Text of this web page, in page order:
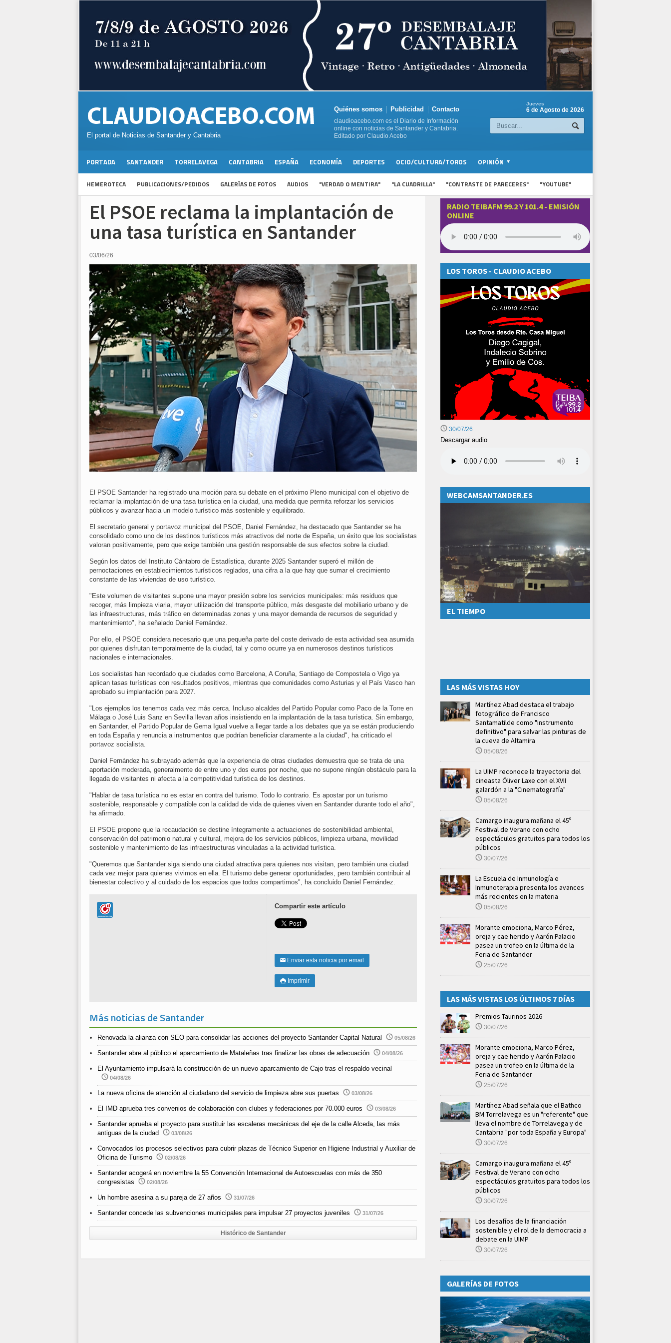
El portal de Noticias de Santander y Cantabria
Quiénes somos Publicidad Contacto
claudioacebo.com es el Diario de Información
online con noticias de Santander y Cantabria.
Editado por Claudio Acebo
Jueves
6 de Agosto de 2026
PORTADA SANTANDER TORRELAVEGA CANTABRIA ESPAÑA ECONOMÍA DEPORTES OCIO/CULTURA/TOROS OPINIÓN
HEMEROTECA PUBLICACIONES/PEDIDOS GALERÍAS DE FOTOS AUDIOS "VERDAD O MENTIRA" "LA CUADRILLA" "CONTRASTE DE PARECERES" "YOUTUBE"
El PSOE reclama la implantación de
una tasa turística en Santander
03/06/26
El PSOE Santander ha registrado una moción para su debate en el próximo Pleno municipal con el objetivo de
reclamar la implantación de una tasa turística en la ciudad, una medida que permita reforzar los servicios
públicos y avanzar hacia un modelo turístico más sostenible y equilibrado.
El secretario general y portavoz municipal del PSOE, Daniel Fernández, ha destacado que Santander se ha
consolidado como uno de los destinos turísticos más atractivos del norte de España, un éxito que los socialistas
valoran positivamente, pero que exige también una gestión responsable de sus efectos sobre la ciudad.
Según los datos del Instituto Cántabro de Estadística, durante 2025 Santander superó el millón de
pernoctaciones en establecimientos turísticos reglados, una cifra a la que hay que sumar el crecimiento
constante de las viviendas de uso turístico.
"Este volumen de visitantes supone una mayor presión sobre los servicios municipales: más residuos que
recoger, más limpieza viaria, mayor utilización del transporte público, más desgaste del mobiliario urbano y de
las infraestructuras, más tráfico en determinadas zonas y una mayor demanda de recursos de seguridad y
mantenimiento", ha señalado Daniel Fernández.
Por ello, el PSOE considera necesario que una pequeña parte del coste derivado de esta actividad sea asumida
por quienes disfrutan temporalmente de la ciudad, tal y como ocurre ya en numerosos destinos turísticos
nacionales e internacionales.
Los socialistas han recordado que ciudades como Barcelona, A Coruña, Santiago de Compostela o Vigo ya
aplican tasas turísticas con resultados positivos, mientras que comunidades como Asturias y el País Vasco han
aprobado su implantación para 2027.
"Los ejemplos los tenemos cada vez más cerca. Incluso alcaldes del Partido Popular como Paco de la Torre en
Málaga o José Luis Sanz en Sevilla llevan años insistiendo en la implantación de la tasa turística. Sin embargo,
en Santander, el Partido Popular de Gema Igual vuelve a llegar tarde a los debates que ya se están produciendo
en toda España y renuncia a instrumentos que podrían beneficiar claramente a la ciudad", ha criticado el
portavoz socialista.
Daniel Fernández ha subrayado además que la experiencia de otras ciudades demuestra que se trata de una
aportación moderada, generalmente de entre uno y dos euros por noche, que no supone ningún obstáculo para la
llegada de visitantes ni afecta a la competitividad turística de los destinos.
"Hablar de tasa turística no es estar en contra del turismo. Todo lo contrario. Es apostar por un turismo
sostenible, responsable y compatible con la calidad de vida de quienes viven en Santander durante todo el año",
ha afirmado.
El PSOE propone que la recaudación se destine íntegramente a actuaciones de sostenibilidad ambiental,
conservación del patrimonio natural y cultural, mejora de los servicios públicos, limpieza urbana, movilidad
sostenible y mantenimiento de las infraestructuras vinculadas a la actividad turística.
"Queremos que Santander siga siendo una ciudad atractiva para quienes nos visitan, pero también una ciudad
cada vez mejor para quienes vivimos en ella. El turismo debe generar oportunidades, pero también contribuir al
bienestar colectivo y al cuidado de los espacios que todos compartimos", ha concluido Daniel Fernández.
Compartir este artículo
✉ Enviar esta noticia por email
 Imprimir
Más noticias de Santander
Renovada la alianza con SEO para consolidar las acciones del proyecto Santander Capital Natural 05/08/26
Santander abre al público el aparcamiento de Mataleñas tras finalizar las obras de adecuación 04/08/26
El Ayuntamiento impulsará la construcción de un nuevo aparcamiento de Cajo tras el respaldo vecinal
04/08/26
La nueva oficina de atención al ciudadano del servicio de limpieza abre sus puertas 03/08/26
El IMD aprueba tres convenios de colaboración con clubes y federaciones por 70.000 euros 03/08/26
Santander aprueba el proyecto para sustituir las escaleras mecánicas del eje de la calle Alceda, las más
antiguas de la ciudad
03/08/26
Convocados los procesos selectivos para cubrir plazas de Técnico Superior en Higiene Industrial y Auxiliar de
Oficina de Turismo
02/08/26
Santander acogerá en noviembre la 55 Convención Internacional de Autoescuelas con más de 350
congresistas
02/08/26
Un hombre asesina a su pareja de 27 años 31/07/26
Santander concede las subvenciones municipales para impulsar 27 proyectos juveniles 31/07/26
Histórico de Santander
RADIO TEIBAFM 99.2 Y 101.4 - EMISIÓN
ONLINE
LOS TOROS - CLAUDIO ACEBO
30/07/26
Descargar audio
WEBCAMSANTANDER.ES
EL TIEMPO
LAS MÁS VISTAS HOY
Martínez Abad destaca el trabajo
fotográfico de Francisco
Santamatilde como "instrumento
definitivo" para salvar las pinturas de
la cueva de Altamira
05/08/26
La UIMP reconoce la trayectoria del
cineasta Óliver Laxe con el XVII
galardón a la "Cinematografía"
05/08/26
Camargo inaugura mañana el 45º
Festival de Verano con ocho
espectáculos gratuitos para todos los
públicos
30/07/26
La Escuela de Inmunología e
Inmunoterapia presenta los avances
más recientes en la materia
05/08/26
Morante emociona, Marco Pérez,
oreja y cae herido y Aarón Palacio
pasea un trofeo en la última de la
Feria de Santander
25/07/26
LAS MÁS VISTAS LOS ÚLTIMOS 7 DÍAS
Premios Taurinos 2026
30/07/26
Morante emociona, Marco Pérez,
oreja y cae herido y Aarón Palacio
pasea un trofeo en la última de la
Feria de Santander
25/07/26
Martínez Abad señala que el Bathco
BM Torrelavega es un "referente" que
lleva el nombre de Torrelavega y de
Cantabria "por toda España y Europa"
30/07/26
Camargo inaugura mañana el 45º
Festival de Verano con ocho
espectáculos gratuitos para todos los
públicos
30/07/26
Los desafíos de la financiación
sostenible y el rol de la democracia a
debate en la UIMP
30/07/26
GALERÍAS DE FOTOS